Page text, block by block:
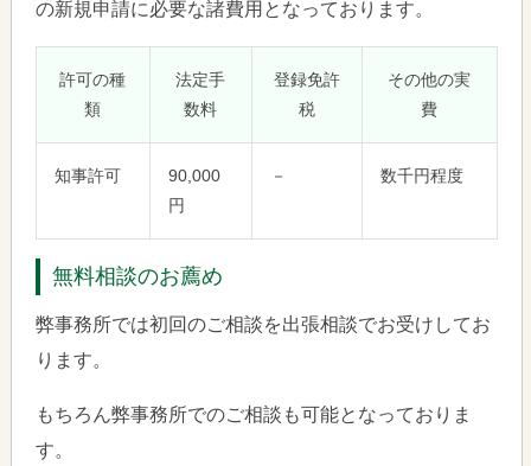
の新規申請に必要な諸費用となっております。
許可の種
類
法定手
数料
登録免許
税
その他の実
費
知事許可
90,000
円
－ 数千円程度
無料相談のお薦め
弊事務所では初回のご相談を出張相談でお受けしてお
ります。
もちろん弊事務所でのご相談も可能となっておりま
す。